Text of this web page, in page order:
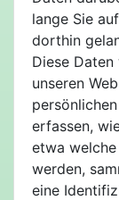
lange Sie
dorthin
Diese
unseren
erfassen,
etwa
werden,
eine